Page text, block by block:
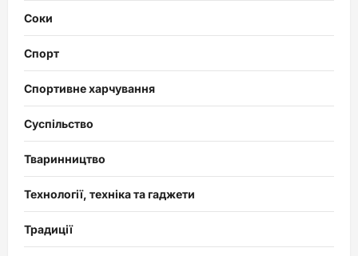
Соки
Спорт
Спортивне харчування
Суспільство
Тваринництво
Технології, техніка та гаджети
Традиції